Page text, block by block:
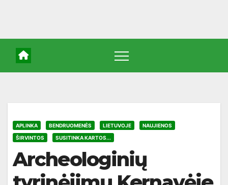
APLINKA BENDRUOMENĖS LIETUVOJE
NAUJIENOS
ŠIRVINTOS
SUSITINKA KARTOS...
Archeologinių